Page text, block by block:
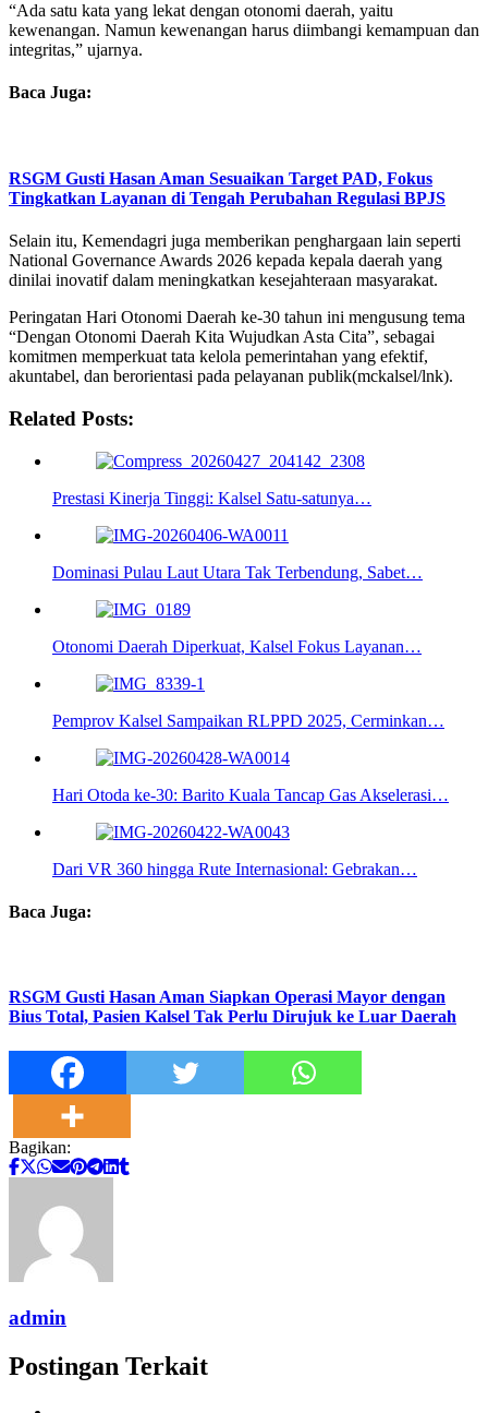
“Ada satu kata yang lekat dengan otonomi daerah, yaitu
kewenangan. Namun kewenangan harus diimbangi kemampuan dan
integritas,” ujarnya.
Baca Juga:
RSGM Gusti Hasan Aman Sesuaikan Target PAD, Fokus
Tingkatkan Layanan di Tengah Perubahan Regulasi BPJS
Selain itu, Kemendagri juga memberikan penghargaan lain seperti
National Governance Awards 2026 kepada kepala daerah yang
dinilai inovatif dalam meningkatkan kesejahteraan masyarakat.
Peringatan Hari Otonomi Daerah ke-30 tahun ini mengusung tema
“Dengan Otonomi Daerah Kita Wujudkan Asta Cita”, sebagai
komitmen memperkuat tata kelola pemerintahan yang efektif,
akuntabel, dan berorientasi pada pelayanan publik(mckalsel/lnk).
Related Posts:
Prestasi Kinerja Tinggi: Kalsel Satu-satunya…
Dominasi Pulau Laut Utara Tak Terbendung, Sabet…
Otonomi Daerah Diperkuat, Kalsel Fokus Layanan…
Pemprov Kalsel Sampaikan RLPPD 2025, Cerminkan…
Hari Otoda ke-30: Barito Kuala Tancap Gas Akselerasi…
Dari VR 360 hingga Rute Internasional: Gebrakan…
Baca Juga:
RSGM Gusti Hasan Aman Siapkan Operasi Mayor dengan
Bius Total, Pasien Kalsel Tak Perlu Dirujuk ke Luar Daerah
Bagikan:
admin
Postingan Terkait